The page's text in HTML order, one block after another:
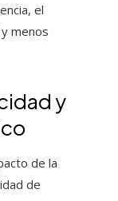
el
menos
y
de la
de